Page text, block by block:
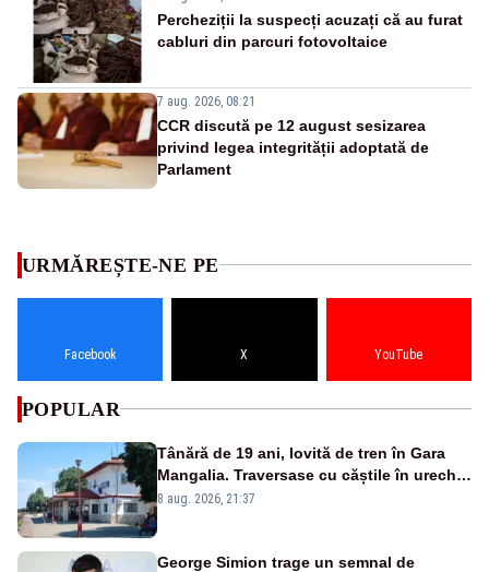
Percheziții la suspecți acuzați că au furat
cabluri din parcuri fotovoltaice
7 aug. 2026, 08:21
CCR discută pe 12 august sesizarea
privind legea integrității adoptată de
Parlament
URMĂREȘTE-NE PE
Facebook X YouTube
POPULAR
Tânără de 19 ani, lovită de tren în Gara
Mangalia. Traversase cu căștile în urechi
liniile printr-un loc nepermis
8 aug. 2026, 21:37
George Simion trage un semnal de